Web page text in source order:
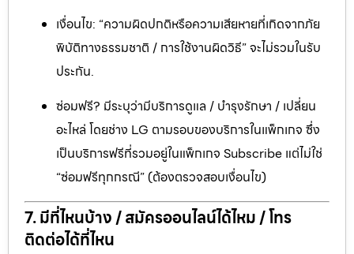
เงื่อนไข: “ความผิดปกติหรือความเสียหายที่เกิดจากภัย
พิบัติทางธรรมชาติ / การใช้งานผิดวิธี” จะไม่รวมในรับ
ประกัน.
ซ่อมฟรี? มีระบุว่ามีบริการดูแล / บำรุงรักษา / เปลี่ยน
อะไหล่ โดยช่าง LG ตามรอบของบริการในแพ็กเกจ ซึ่ง
เป็นบริการฟรีที่รวมอยู่ในแพ็กเกจ Subscribe แต่ไม่ใช่
“ซ่อมฟรีทุกกรณี” (ต้องตรวจสอบเงื่อนไข)
7. มีที่ไหนบ้าง / สมัครออนไลน์ได้ไหม / โทร
ติดต่อได้ที่ไหน